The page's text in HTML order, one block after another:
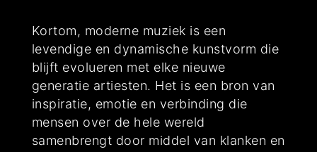
Kortom, moderne muziek is een
levendige en dynamische kunstvorm die
blijft evolueren met elke nieuwe
generatie artiesten. Het is een bron van
inspiratie, emotie en verbinding die
mensen over de hele wereld
samenbrengt door middel van klanken en